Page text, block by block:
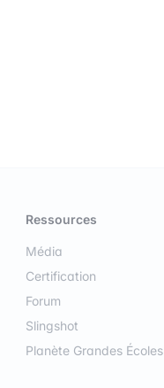
Ressources
Média
Certification
Forum
Slingshot
Planète Grandes Écoles